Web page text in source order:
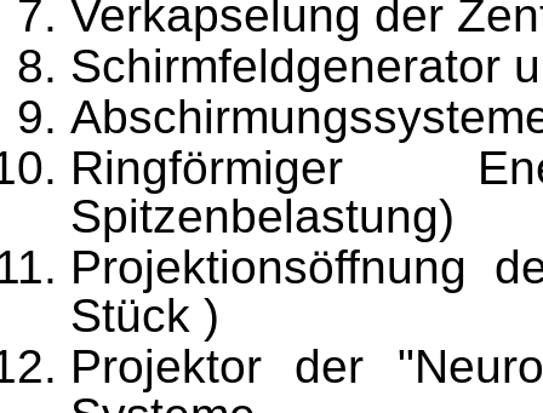
Verkapselung der
Schirmfeldgenerator
Ringförmiger
Spitzenbelastung)
Projektionsöffnung
Stück )
Projektor der